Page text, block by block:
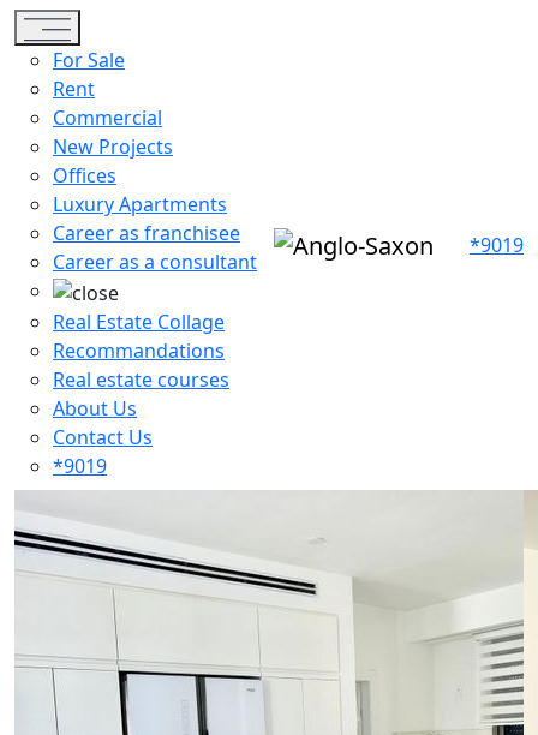
Toggle navigation
For Sale
Rent
Commercial
New Projects
Offices
Luxury Apartments
Career as franchisee
Career as a consultant
Real Estate Collage
Recommandations
Real estate courses
About Us
Contact Us
*9019
*9019